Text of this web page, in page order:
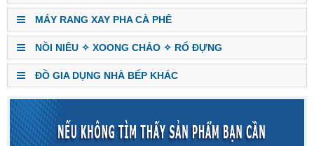
MÁY RANG XAY PHA CÀ PHÊ
NỒI NIÊU ✧ XOONG CHẢO ✧ RỔ ĐỰNG
ĐỒ GIA DỤNG NHÀ BẾP KHÁC